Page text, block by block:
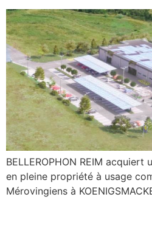
BELLEROPHON REIM
en pleine propriété à usage
Mérovingiens à